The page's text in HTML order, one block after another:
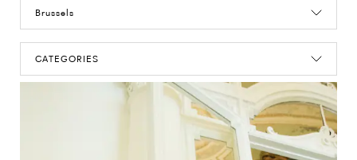
Brussels
CATEGORIES